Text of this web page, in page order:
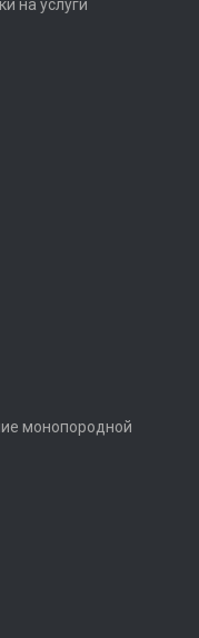
на услуги
монопородной